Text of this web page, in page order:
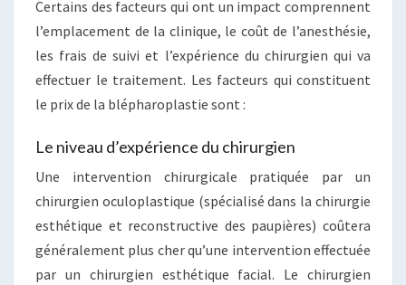
Certains des facteurs qui ont un impact comprennent
l’emplacement de la clinique, le coût de l’anesthésie,
les frais de suivi et l’expérience du chirurgien qui va
effectuer le traitement. Les facteurs qui constituent
le prix de la blépharoplastie sont :
Le niveau d’expérience du chirurgien
Une intervention chirurgicale pratiquée par un
chirurgien oculoplastique (spécialisé dans la chirurgie
esthétique et reconstructive des paupières) coûtera
généralement plus cher qu’une intervention effectuée
par un chirurgien esthétique facial. Le chirurgien